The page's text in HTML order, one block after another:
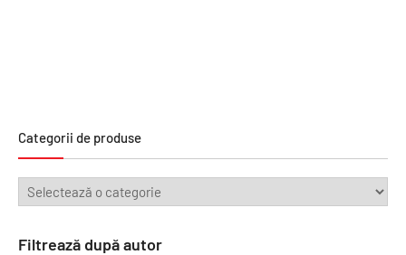
Categorii de produse
Filtrează după autor